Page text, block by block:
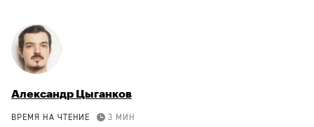
Александр Цыганков
ВРЕМЯ НА ЧТЕНИЕ
3 МИН